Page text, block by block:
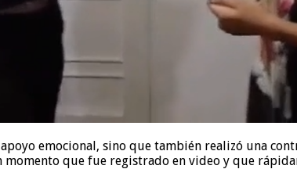
emocional, sino que también realizó una
momento que fue registrado en video y que